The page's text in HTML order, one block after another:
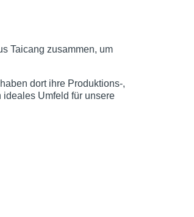
Taicang zusammen, um
dort ihre Produktions‑,
ideales Umfeld für unsere